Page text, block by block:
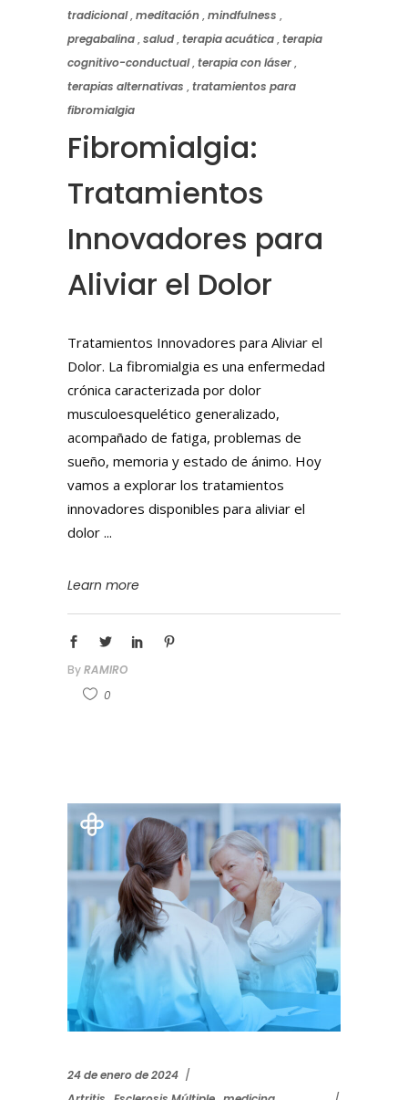
tradicional,meditación,mindfulness ,
pregabalina,salud,terapia acuática,terapia
cognitivo-conductual,terapia con láser,
terapias alternativas ,tratamientos para
fibromialgia
Fibromialgia:
Tratamientos
Innovadores para
Aliviar el Dolor
Tratamientos Innovadores para Aliviar el
Dolor. La fibromialgia es una enfermedad
crónica caracterizada por dolor
musculoesquelético generalizado,
acompañado de fatiga, problemas de
sueño, memoria y estado de ánimo. Hoy
vamos a explorar los tratamientos
innovadores disponibles para aliviar el
dolor
Learn more
ByRAMIRO
0
24 de enero de 2024